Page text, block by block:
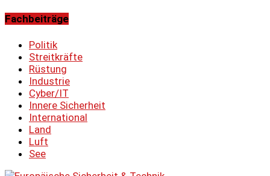
Fachbeiträge
Politik
Streitkräfte
Rüstung
Industrie
Cyber/IT
Innere Sicherheit
International
Land
Luft
See